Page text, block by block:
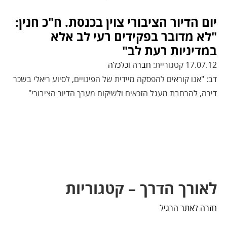
יום הדיור הציבורי צוין בכנסת. ח"כ חנין:
"לא מדובר בפקידים רעי לב אלא
במדיניות רעת לב"
17.07.12 קטגוריית:
חברה וכלכלה
דב: "אנו קוראים להפסקה מיידית של הפינויים, לסיוע ריאלי בשכר
דירה, להרחבת מעגל הזכאים ולשיקום מערך הדיור הציבורי"
לאורך הדרך – קטגוריות
חזרה לאתר הרגיל